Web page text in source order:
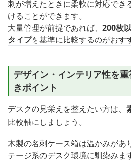
刺が増えたときに柔軟に対応でき
けることができます。
大量管理が前提であれば、 200枚
タイプを基準に比較するのがおす
デザイン・インテリア性を
きポイント
デスクの見栄えを整えたい方は、
比較軸にしましょう。
木製の名刺ケース箱は温かみがあ
テージ系のデスク環境に馴染みます